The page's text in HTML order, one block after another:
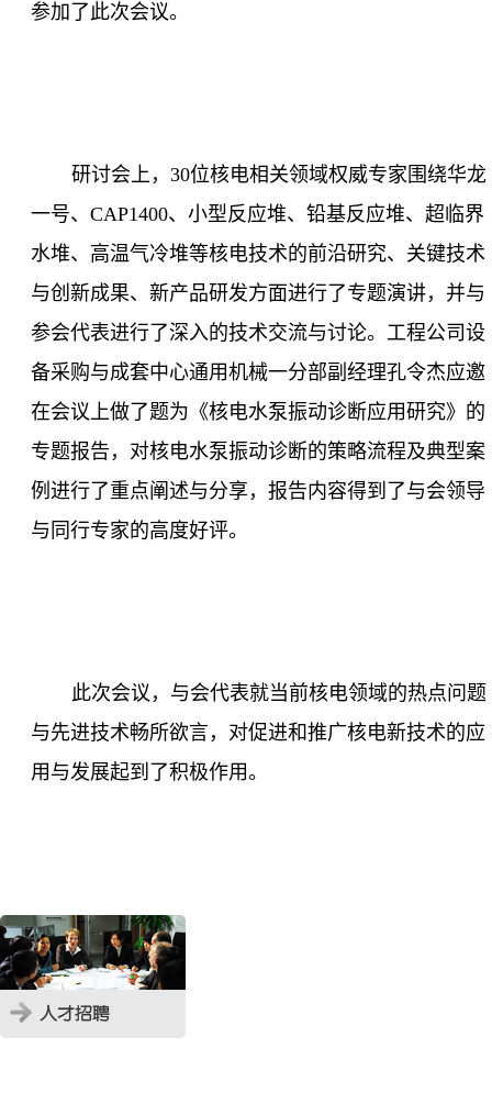
参加了此次会议。
研讨会上，30位核电相关领域权威专家围绕华龙
一号、 CAP1400、小型反应堆、铅基反应堆、超临界
水堆、高温气冷堆等核电技术的前沿研究、关键技术
与创新成果、新产品研发方面进行了专题演讲，并与
参会代表进行了深入的技术交流与讨论。工程公司设
备采购与成套中心通用机械一分部副经理孔令杰应邀
在会议上做了题为《核电水泵振动诊断应用研究》的
专题报告，对核电水泵振动诊断的策略流程及典型案
例进行了重点阐述与分享，报告内容得到了与会领导
与同行专家的高度好评。
此次会议，与会代表就当前核电领域的热点问题
与先进技术畅所欲言，对促进和推广核电新技术的应
用与发展起到了积极作用。